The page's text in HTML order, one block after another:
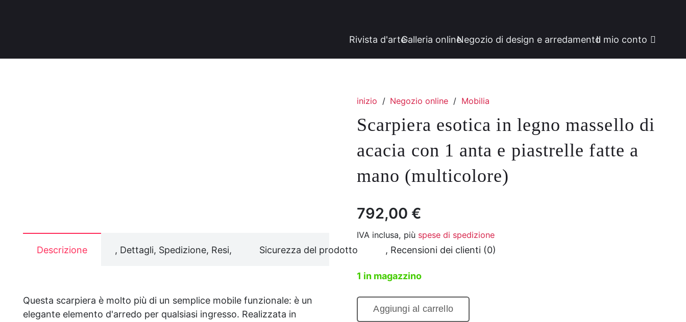
Rivista d'arteGalleria onlineNegozio di design e arredamentoIl mio conto
Descrizione , Dettagli, Spedizione, Resi, Sicurezza del prodotto , Recensioni dei clienti (0)
Questa scarpiera è molto più di un semplice mobile funzionale: è un
elegante elemento d'arredo per qualsiasi ingresso. Realizzata in
inizio / Negozio online / Mobilia
Scarpiera esotica in legno massello di
acacia con 1 anta e piastrelle fatte a
mano (multicolore)
792,00 €
IVA inclusa, più spese di spedizione
1 in magazzino
Scarpiera
Aggiungi al carrello